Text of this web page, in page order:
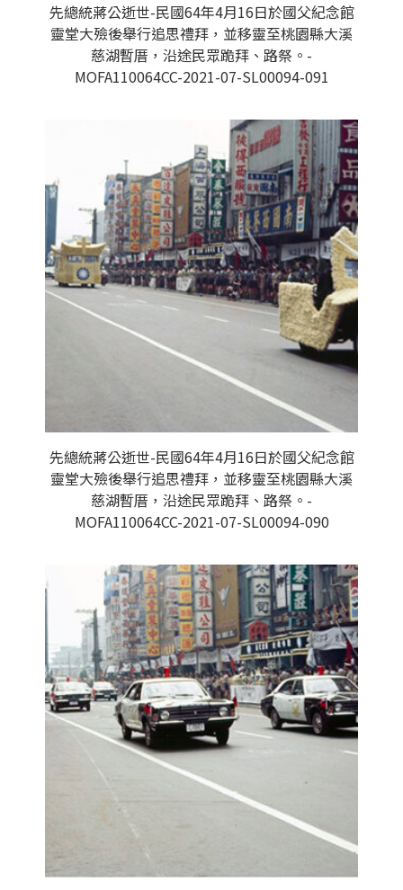
先總統蔣公逝世-民國64年4月16日於國父紀念館
靈堂大殮後舉行追思禮拜，並移靈至桃園縣大溪
慈湖暫厝，沿途民眾跪拜、路祭。-
MOFA110064CC-2021-07-SL00094-091
先總統蔣公逝世-民國64年4月16日於國父紀念館
靈堂大殮後舉行追思禮拜，並移靈至桃園縣大溪
慈湖暫厝，沿途民眾跪拜、路祭。-
MOFA110064CC-2021-07-SL00094-090